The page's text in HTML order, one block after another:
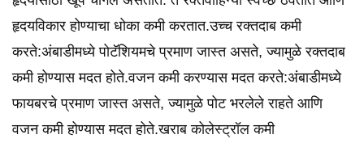
हृदयविकार होण्याचा धोका कमी करतात.उच्च रक्तदाब कमी
करते:अंबाडीमध्ये पोटॅशियमचे प्रमाण जास्त असते, ज्यामुळे रक्तदाब
कमी होण्यास मदत होते.वजन कमी करण्यास मदत करते:अंबाडीमध्ये
फायबरचे प्रमाण जास्त असते, ज्यामुळे पोट भरलेले राहते आणि
वजन कमी होण्यास मदत होते.खराब कोलेस्ट्रॉल कमी